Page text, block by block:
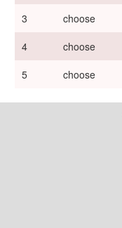
3
choose
4
choose
5
choose